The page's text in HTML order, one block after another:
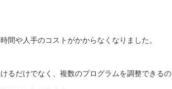
間や人手のコストがかからなくなりました。
るだけでなく、複数のプログラムを調整できるの